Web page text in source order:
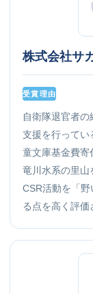
株式会社サ
受賞理由
自衛隊退官者
支援を行ってい
童文庫基金費寄
竜川水系の里山
CSR活動を「
る点を高く評価